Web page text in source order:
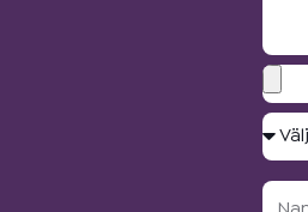
Välj
Namn